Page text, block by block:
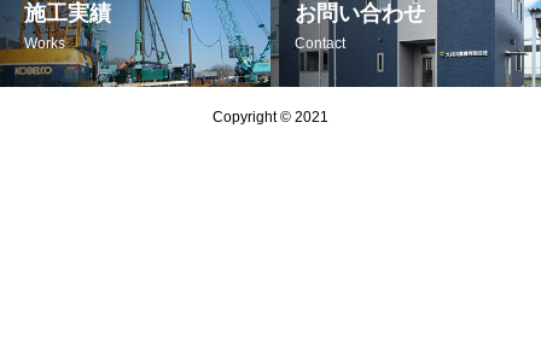
施工実績
Works
お問い合わせ
Contact
Copyright © 2021